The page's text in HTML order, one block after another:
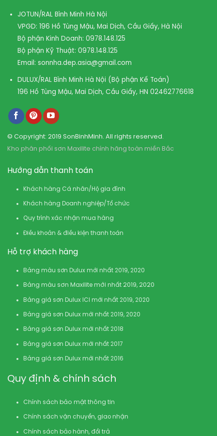
JOTUN/RAL Bình Minh Hà Nội
VPGD: 196 Hồ Tùng Mậu, Mai Dịch, Cầu Giấy, Hà Nội
Bộ phận Kinh Doanh: 0978.148.125
Bộ phận Kỹ Thuật: 0978.148.125
Email: sonnha.dep.asia@gmail.com
DULUX/RAL Bình Minh Hà Nội (Bộ phận Kế Toán)
196 Hồ Tùng Mậu, Mai Dịch, Cầu Giấy, HN 02462776618
© Copyright: 2019 SonBinhMinh. All rights reserved.
Kho phân phối sơn Maxilite chính hãng toàn miền Bắc
Hướng dẫn thanh toán
Khách hàng Cá nhân/Hộ gia đình
Khách hàng Doanh nghiệp/Tổ chức
Quy trình xác nhận mua hàng
Điều khoản & điều kiện thanh toán
Hỗ trợ khách hàng
Bảng màu sơn Dulux mới nhất 2019, 2020
Bảng màu sơn Maxilite mới nhất 2019, 2020
Bảng giá sơn Dulux ICI mới nhất 2019, 2020
Bảng giá sơn Dulux mới nhất 2019, 2020
Bảng giá sơn Dulux mới nhất 2018
Bảng giá sơn Dulux mới nhất 2017
Bảng giá sơn Dulux mới nhất 2016
Quy định & chính sách
Chính sách bảo mật thông tin
Chính sách vận chuyển, giao nhận
Chính sách bảo hành, đổi trả